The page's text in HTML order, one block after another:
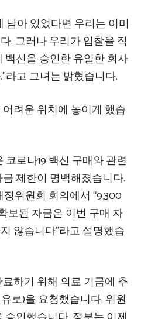
남아 있었다면 우리는 이미
. 그러나 우리가 입찰을 직
백신을 승인한 유일한 회사
라고 그녀는 밝혔습니다.
려운 위치에 놓이게 했습
로나19 백신 구매와 관련
제한이 명백해졌습니다.
위원회 회의에서 “9,300
보된 자금은 이번 구매 자
않습니다”라고 설명했습
하기 위해 의료 기금에 추
로)을 요청했습니다. 위원